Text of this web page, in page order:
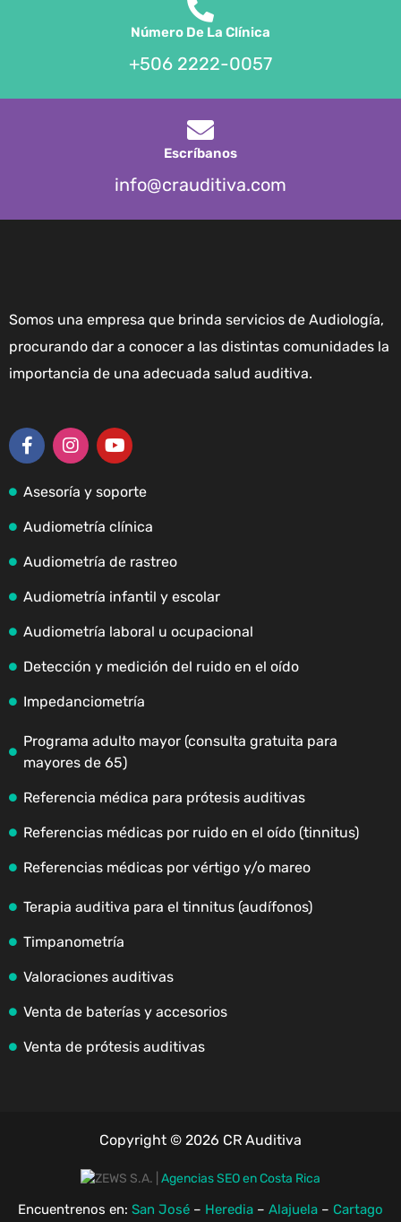
Número De La Clínica
+506 2222-0057
Escríbanos
info@crauditiva.com
Somos una empresa que brinda servicios de Audiología,
procurando dar a conocer a las distintas comunidades la
importancia de una adecuada salud auditiva.
Asesoría y soporte
Audiometría clínica
Audiometría de rastreo
Audiometría infantil y escolar
Audiometría laboral u ocupacional
Detección y medición del ruido en el oído
Impedanciometría
Programa adulto mayor (consulta gratuita para
mayores de 65)
Referencia médica para prótesis auditivas
Referencias médicas por ruido en el oído (tinnitus)
Referencias médicas por vértigo y/o mareo
Terapia auditiva para el tinnitus (audífonos)
Timpanometría
Valoraciones auditivas
Venta de baterías y accesorios
Venta de prótesis auditivas
Copyright © 2026 CR Auditiva
Agencias SEO en Costa Rica
Encuentrenos en: San José – Heredia – Alajuela – Cartago